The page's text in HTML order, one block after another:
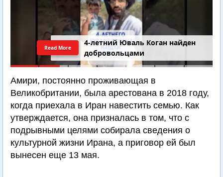
4-летний Юваль Коган найден
добровольцами
Read More
Амири, постоянно проживающая в
Великобритании, была арестована в 2018 году,
когда приехала в Иран навестить семью. Как
утверждается, она призналась в том, что с
подрывными целями собирала сведения о
культурной жизни Ирана, а приговор ей был
вынесен еще 13 мая.